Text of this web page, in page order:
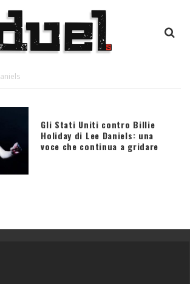
Gli Stati Uniti contro Billie
Holiday di Lee Daniels: una
voce che continua a gridare